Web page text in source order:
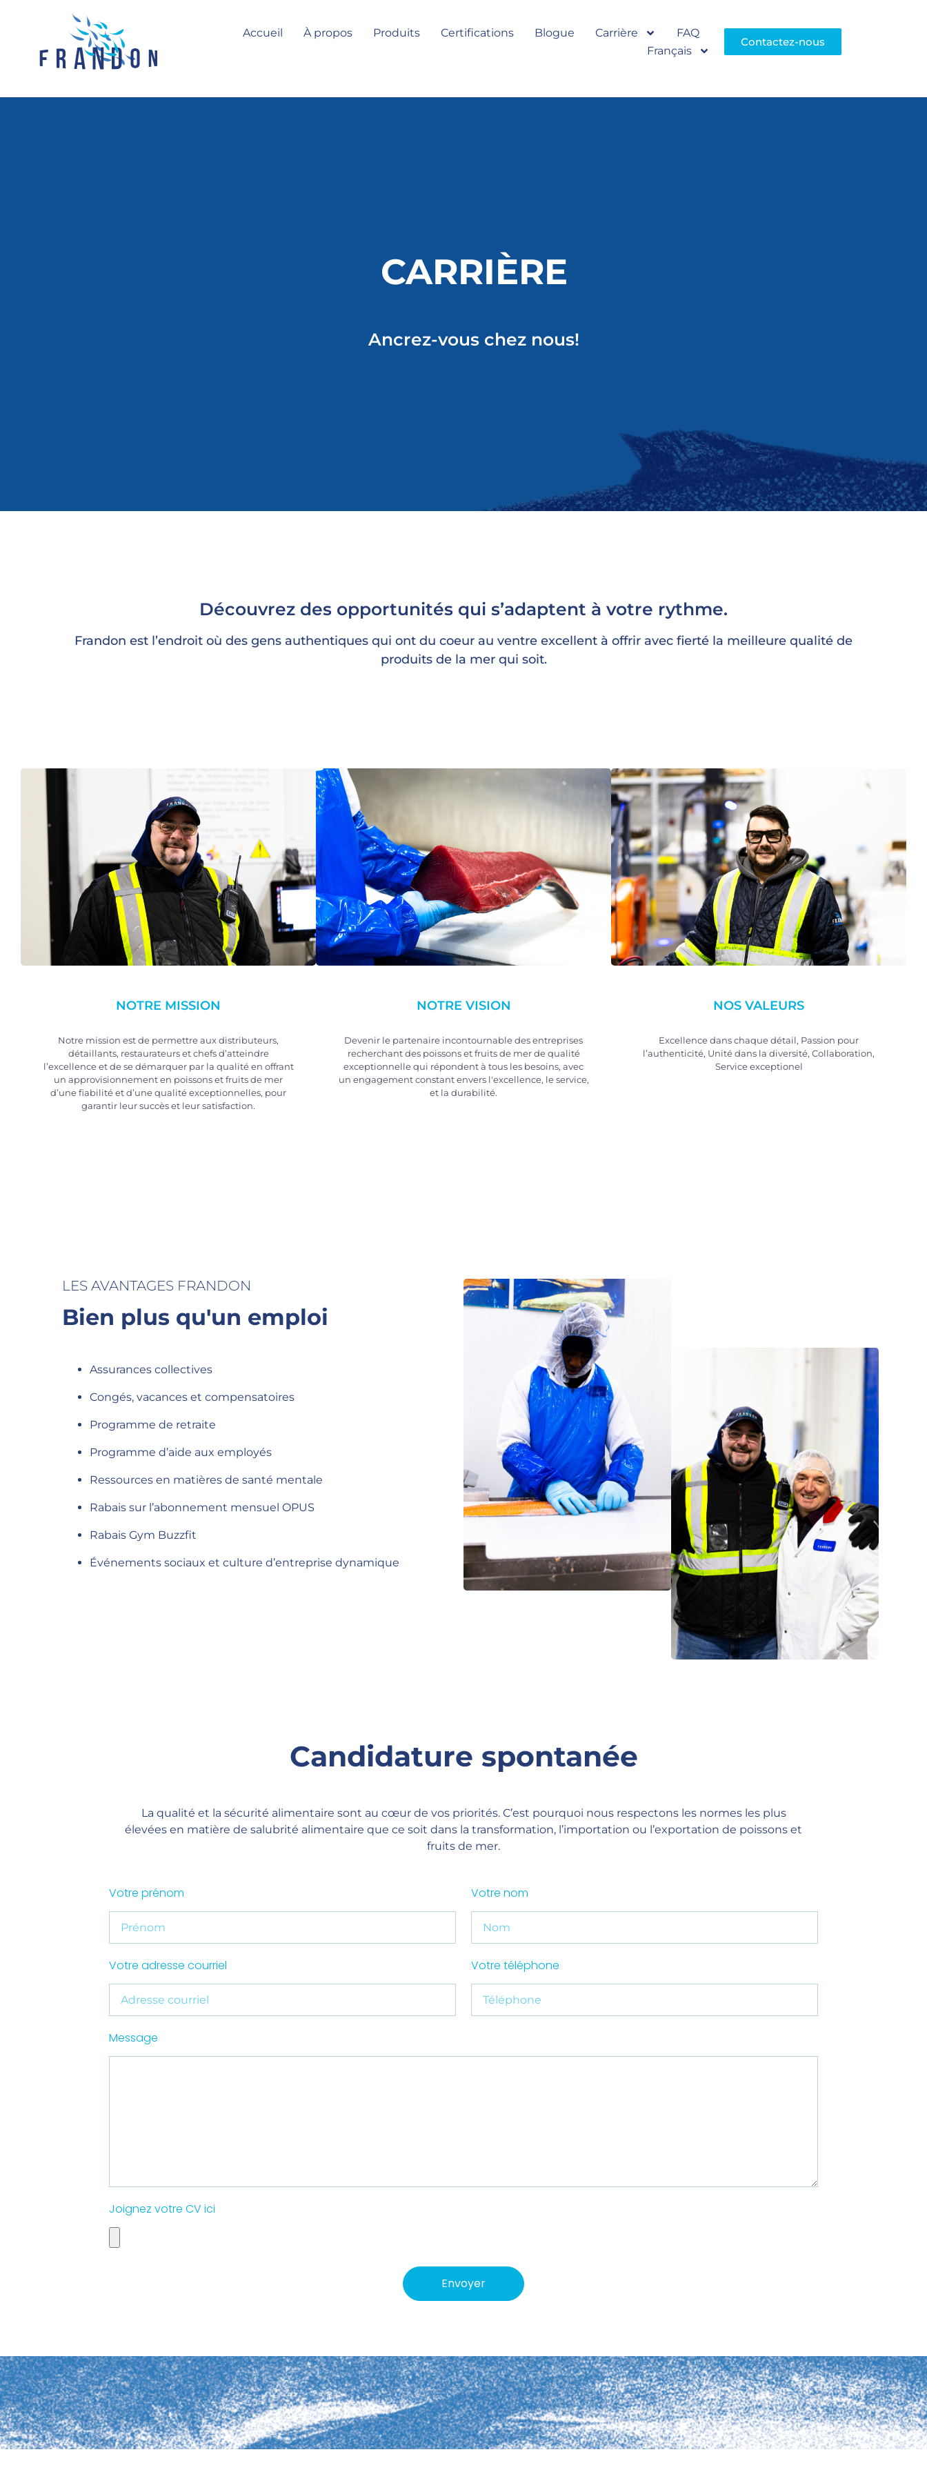
Accueil À propos Produits Certifications Blogue Carrière
FAQ
Français
Contactez-nous
CARRIÈRE
Ancrez-vous chez nous!
Découvrez des opportunités qui s’adaptent à votre rythme.
Frandon est l’endroit où des gens authentiques qui ont du coeur au ventre excellent à offrir avec fierté la meilleure qualité de
produits de la mer qui soit.
NOTRE MISSION
Notre mission est de permettre aux distributeurs,
détaillants, restaurateurs et chefs d’atteindre
l’excellence et de se démarquer par la qualité en offrant
un approvisionnement en poissons et fruits de mer
d’une fiabilité et d’une qualité exceptionnelles, pour
garantir leur succès et leur satisfaction.
NOTRE VISION
Devenir le partenaire incontournable des entreprises
recherchant des poissons et fruits de mer de qualité
exceptionnelle qui répondent à tous les besoins, avec
un engagement constant envers l'excellence, le service,
et la durabilité.
NOS VALEURS
Excellence dans chaque détail, Passion pour
l’authenticité, Unité dans la diversité, Collaboration,
Service exceptionel
LES AVANTAGES FRANDON
Bien plus qu'un emploi
Assurances collectives
Congés, vacances et compensatoires
Programme de retraite
Programme d’aide aux employés
Ressources en matières de santé mentale
Rabais sur l’abonnement mensuel OPUS
Rabais Gym Buzzfit
Événements sociaux et culture d’entreprise dynamique
Candidature spontanée
La qualité et la sécurité alimentaire sont au cœur de vos priorités. C’est pourquoi nous respectons les normes les plus
élevées en matière de salubrité alimentaire que ce soit dans la transformation, l’importation ou l’exportation de poissons et
fruits de mer.
Votre prénom Votre nom
Votre adresse courriel Votre téléphone
Message
Joignez votre CV ici
Envoyer